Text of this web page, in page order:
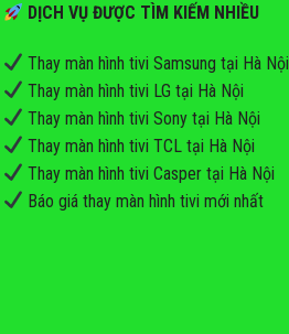
DỊCH VỤ ĐƯỢC TÌM KIẾM NHIỀU
Thay màn hình tivi Samsung tại Hà Nội
Thay màn hình tivi LG tại Hà Nội
Thay màn hình tivi Sony tại Hà Nội
Thay màn hình tivi TCL tại Hà Nội
Thay màn hình tivi Casper tại Hà Nội
Báo giá thay màn hình tivi mới nhất